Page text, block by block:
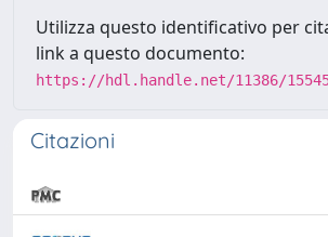
Utilizza questo identificativo per
link a questo documento:
https://hdl.handle.net/11386/
Citazioni